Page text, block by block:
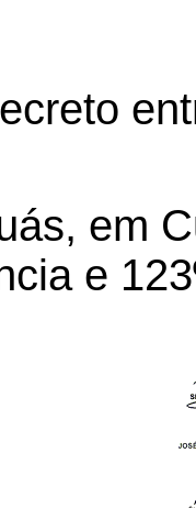
em
e